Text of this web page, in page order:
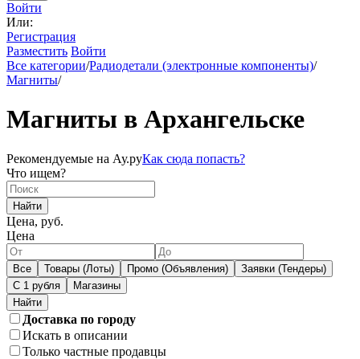
Войти
Или:
Регистрация
Разместить Войти
Все категории/Радиодетали (электронные компоненты)/
Магниты/
Магниты в Архангельске
Рекомендуемые на Ау.руКак сюда попасть?
Что ищем?
Найти
Цена, руб.
Цена
Все Товары (Лоты) Промо (Объявления)
Заявки (Тендеры)
С 1 рубля
Магазины
Доставка по городу
Искать в описании
Только частные продавцы